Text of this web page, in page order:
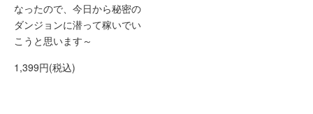
なったので、今日から秘密の
ダンジョンに潜って稼いでい
こうと思います～
1,399円(税込)